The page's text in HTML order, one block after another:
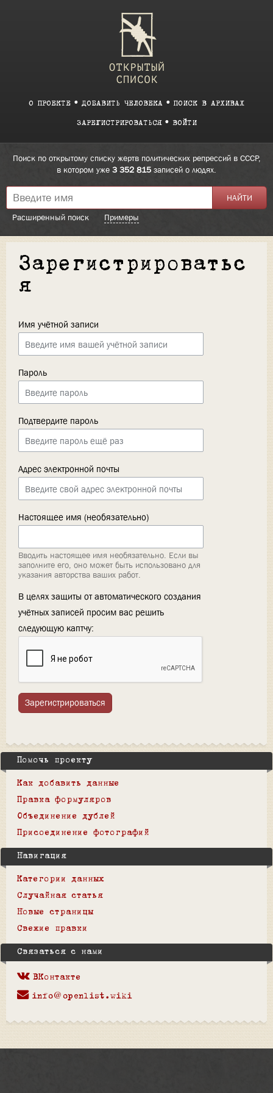
О ПРОЕКТЕ ДОБАВИТЬ ЧЕЛОВЕКА ПОИСК В АРХИВАХ
ЗАРЕГИСТРИРОВАТЬСЯ ВОЙТИ
Поиск по открытому списку жертв политических репрессий в СССР,
в котором уже 3 352 815 записей о людях.
Расширенный поиск Примеры
Зарегистрироватьс
я
Имя учётной записи
Пароль
Подтвердите пароль
Адрес электронной почты
Настоящее имя (необязательно)
Вводить настоящее имя необязательно. Если вы
заполните его, оно может быть использовано для
указания авторства ваших работ.
В целях защиты от автоматического создания
учётных записей просим вас решить
следующую каптчу:
Зарегистрироваться
Помочь проекту
Как добавить данные
Правка формуляров
Объединение дублей
Присоединение фотографий
Навигация
Категории данных
Случайная статья
Новые страницы
Свежие правки
Связаться с нами
ВКонтакте
info@openlist.wiki